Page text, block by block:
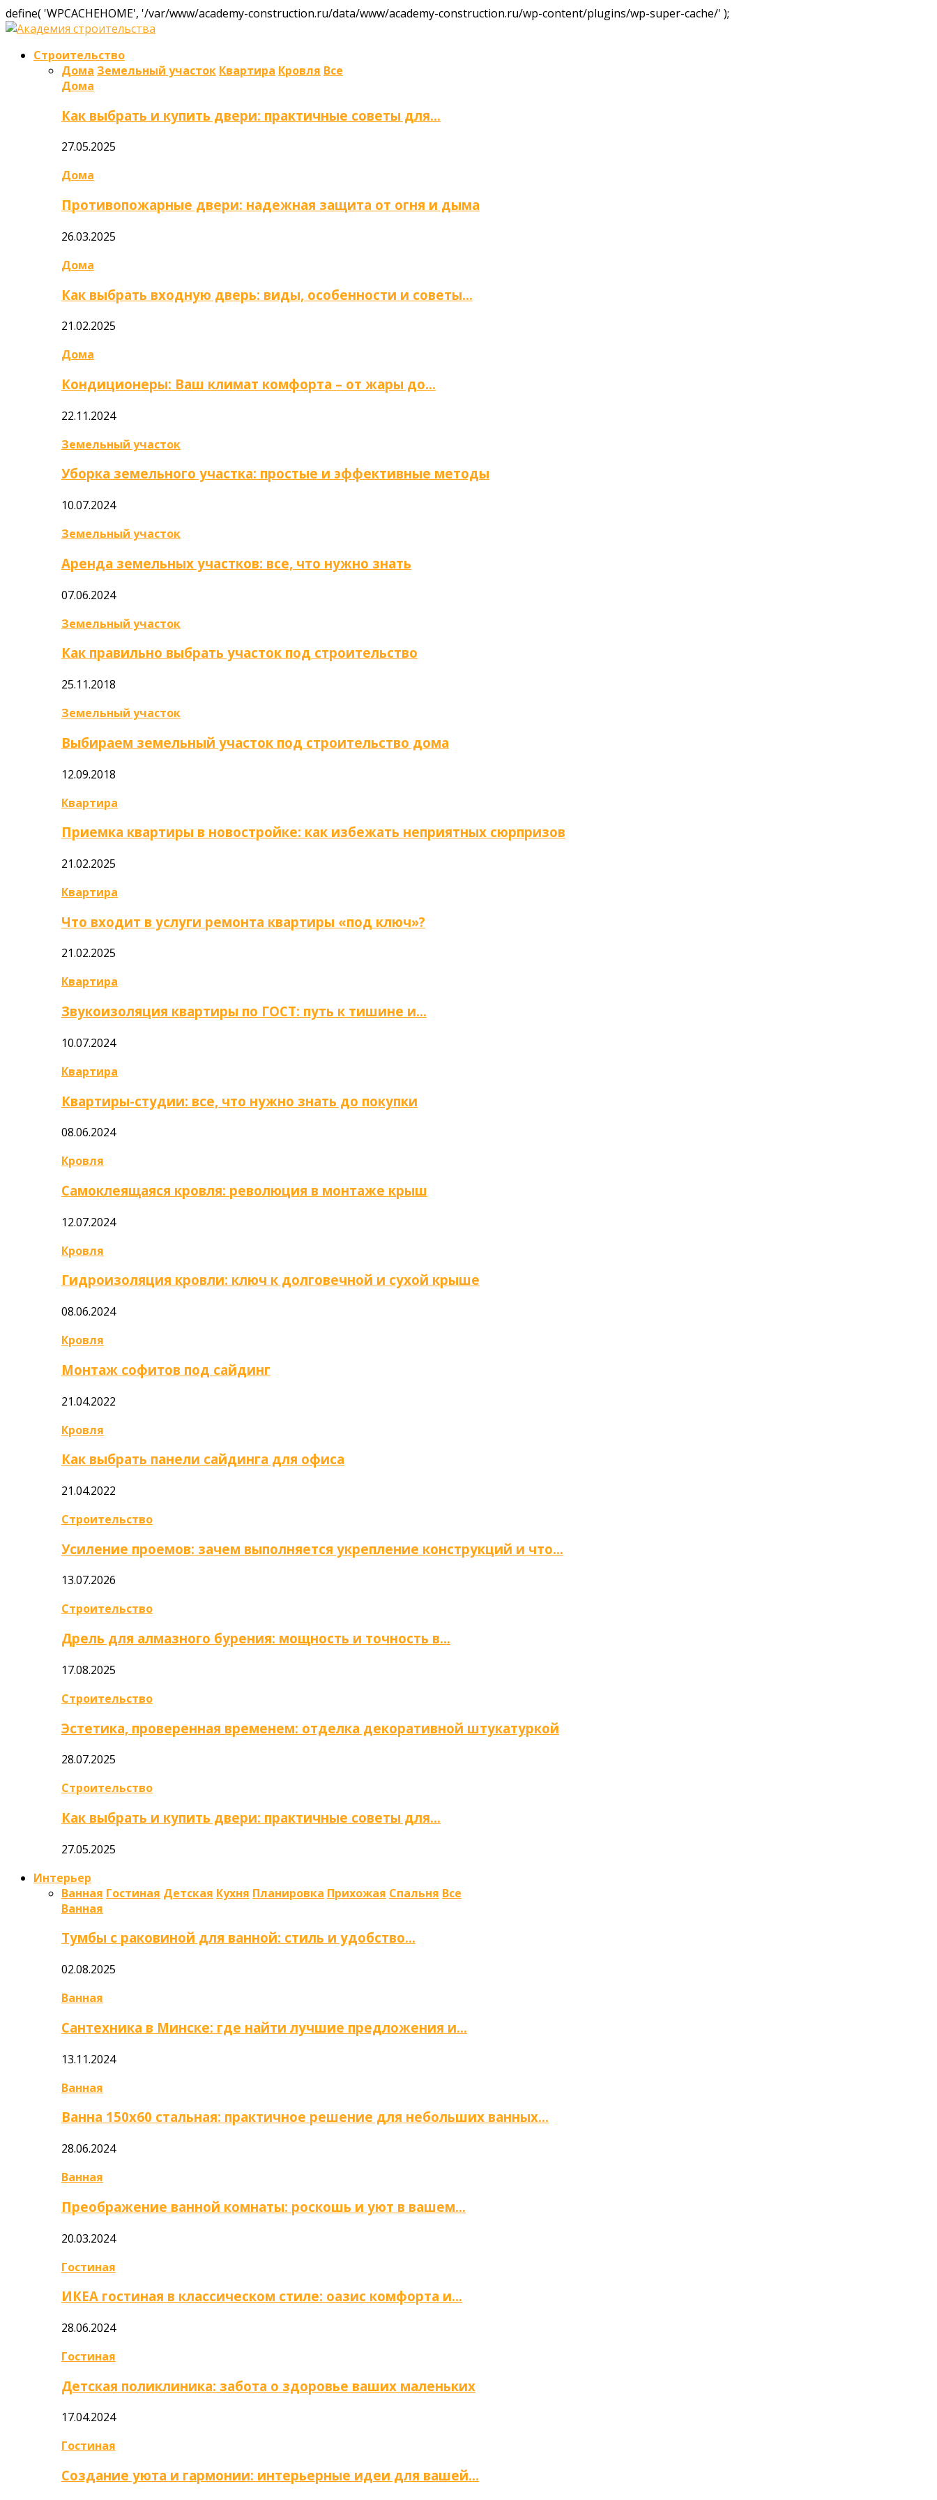
define( 'WPCACHEHOME', '/var/www/academy-construction.ru/data/www/academy-construction.ru/wp-content/plugins/wp-super-cache/' );
Строительство
Дома Земельный участок Квартира Кровля Все
Дома
Как выбрать и купить двери: практичные советы для…
27.05.2025
Дома
Противопожарные двери: надежная защита от огня и дыма
26.03.2025
Дома
Как выбрать входную дверь: виды, особенности и советы…
21.02.2025
Дома
Кондиционеры: Ваш климат комфорта – от жары до…
22.11.2024
Земельный участок
Уборка земельного участка: простые и эффективные методы
10.07.2024
Земельный участок
Аренда земельных участков: все, что нужно знать
07.06.2024
Земельный участок
Как правильно выбрать участок под строительство
25.11.2018
Земельный участок
Выбираем земельный участок под строительство дома
12.09.2018
Квартира
Приемка квартиры в новостройке: как избежать неприятных сюрпризов
21.02.2025
Квартира
Что входит в услуги ремонта квартиры «под ключ»?
21.02.2025
Квартира
Звукоизоляция квартиры по ГОСТ: путь к тишине и…
10.07.2024
Квартира
Квартиры-студии: все, что нужно знать до покупки
08.06.2024
Кровля
Самоклеящаяся кровля: революция в монтаже крыш
12.07.2024
Кровля
Гидроизоляция кровли: ключ к долговечной и сухой крыше
08.06.2024
Кровля
Монтаж софитов под сайдинг
21.04.2022
Кровля
Как выбрать панели сайдинга для офиса
21.04.2022
Строительство
Усиление проемов: зачем выполняется укрепление конструкций и что…
13.07.2026
Строительство
Дрель для алмазного бурения: мощность и точность в…
17.08.2025
Строительство
Эстетика, проверенная временем: отделка декоративной штукатуркой
28.07.2025
Строительство
Как выбрать и купить двери: практичные советы для…
27.05.2025
Интерьер
Ванная Гостиная Детская Кухня Планировка Прихожая Спальня Все
Ванная
Тумбы с раковиной для ванной: стиль и удобство…
02.08.2025
Ванная
Сантехника в Минске: где найти лучшие предложения и…
13.11.2024
Ванная
Ванна 150х60 стальная: практичное решение для небольших ванных…
28.06.2024
Ванная
Преображение ванной комнаты: роскошь и уют в вашем…
20.03.2024
Гостиная
ИКЕА гостиная в классическом стиле: оазис комфорта и…
28.06.2024
Гостиная
Детская поликлиника: забота о здоровье ваших маленьких
17.04.2024
Гостиная
Создание уюта и гармонии: интерьерные идеи для вашей…